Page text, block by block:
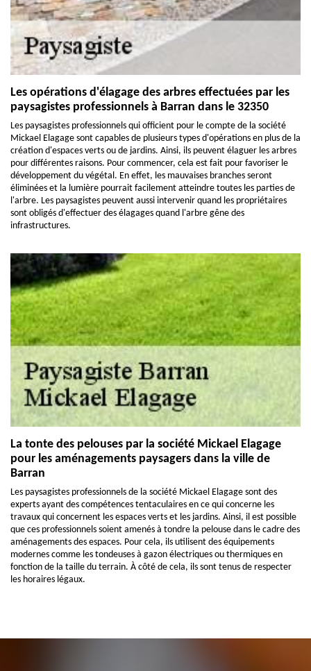
Les opérations d'élagage des arbres effectuées par les
paysagistes professionnels à Barran dans le 32350
Les paysagistes professionnels qui officient pour le compte de la société
Mickael Elagage sont capables de plusieurs types d'opérations en plus de la
création d'espaces verts ou de jardins. Ainsi, ils peuvent élaguer les arbres
pour différentes raisons. Pour commencer, cela est fait pour favoriser le
développement du végétal. En effet, les mauvaises branches seront
éliminées et la lumière pourrait facilement atteindre toutes les parties de
l'arbre. Les paysagistes peuvent aussi intervenir quand les propriétaires
sont obligés d'effectuer des élagages quand l'arbre gêne des
infrastructures.
La tonte des pelouses par la société Mickael Elagage
pour les aménagements paysagers dans la ville de
Barran
Les paysagistes professionnels de la société Mickael Elagage sont des
experts ayant des compétences tentaculaires en ce qui concerne les
travaux qui concernent les espaces verts et les jardins. Ainsi, il est possible
que ces professionnels soient amenés à tondre la pelouse dans le cadre des
aménagements des espaces. Pour cela, ils utilisent des équipements
modernes comme les tondeuses à gazon électriques ou thermiques en
fonction de la taille du terrain. À côté de cela, ils sont tenus de respecter
les horaires légaux.